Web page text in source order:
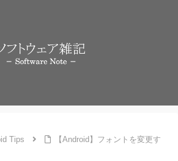
Tips
【Android】フォントを変更す